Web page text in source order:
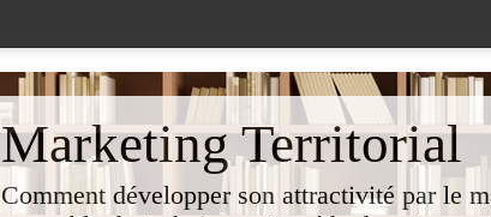
Marketing Territorial
Comment développer son attractivité par le